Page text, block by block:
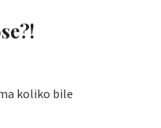
koliko bile